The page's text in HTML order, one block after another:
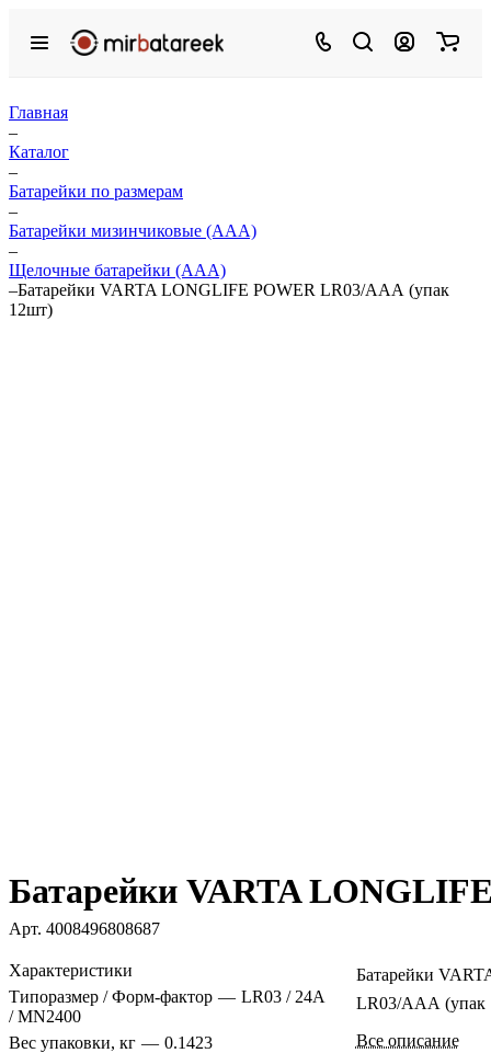
Главная
–
Каталог
–
Батарейки по размерам
–
Батарейки мизинчиковые (ААА)
–
Щелочные батарейки (ААА)
–Батарейки VARTA LONGLIFE POWER LR03/ААА (упак
12шт)
Батарейки VARTA
Арт. 4008496808687
Характеристики
Типоразмер / Форм-фактор — LR03 / 24A
/ MN2400
Вес упаковки, кг — 0.1423
Батарейки
LR03/ААА (упак
Все описание